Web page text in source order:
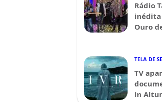
Rádio
inédita
Ouro
TELA DE
TV
In